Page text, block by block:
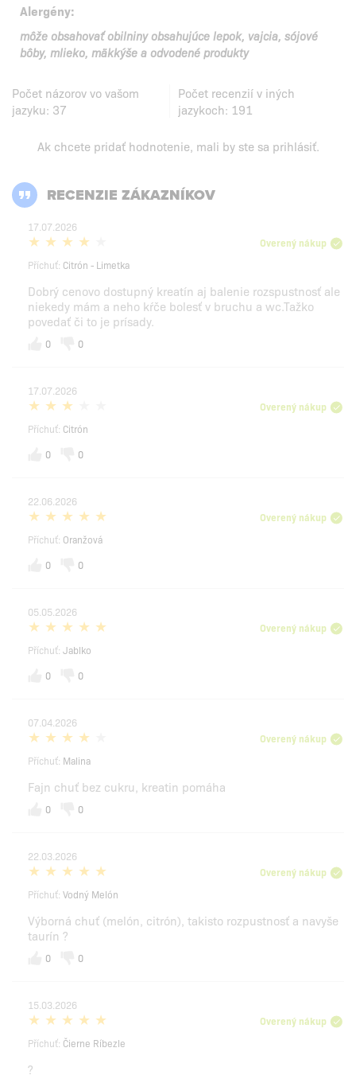
Alergény:
môže obsahovať obilniny obsahujúce lepok, vajcia, sójové
bôby, mlieko, mäkkýše a odvodené produkty
Počet názorov vo vašom
jazyku: 37
Počet recenzií v iných
jazykoch: 191
Ak chcete pridať hodnotenie, mali by ste sa prihlásiť.
RECENZIE ZÁKAZNÍKOV
17.07.2026
Overený nákup
Příchuť: Citrón - Limetka
Dobrý cenovo dostupný kreatín aj balenie rozspustnosť ale
niekedy mám a neho kŕče bolesť v bruchu a wc.Tažko
povedať či to je prísady.
0 0
17.07.2026
Overený nákup
Příchuť: Citrón
0
0
22.06.2026
Overený nákup
Příchuť: Oranžová
0
0
05.05.2026
Overený nákup
Příchuť: Jablko
0
0
07.04.2026
Overený nákup
Příchuť: Malina
Fajn chuť bez cukru, kreatin pomáha
0 0
22.03.2026
Overený nákup
Příchuť: Vodný Melón
Výborná chuť (melón, citrón), takisto rozpustnosť a navyše
taurín ?
0 0
15.03.2026
Overený nákup
Příchuť: Čierne Ríbezle
?